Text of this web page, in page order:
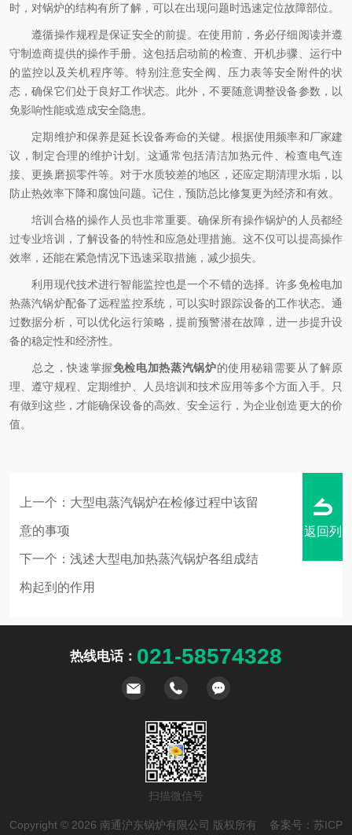
时，对锅炉的结构有所了解，可以在出现问题时迅速定位故障部位。
遵循操作规程是保证安全的前提。在使用前，务必仔细阅读并遵
守制造商提供的操作手册。这包括启动前的检查、开机步骤、运行中
的监控以及关机程序等。特别注意安全阀、压力表等安全附件的状
态，确保它们处于良好工作状态。此外，不要随意调整设备参数，以
免影响性能或造成安全隐患。
定期维护和保养是延长设备寿命的关键。根据使用频率和厂家建
议，制定合理的维护计划。这通常包括清洁加热元件、检查电气连
接、更换磨损零件等。对于水质较差的地区，还应定期清理水垢，以
防止热效率下降和腐蚀问题。记住，预防总比修复更为经济和有效。
培训合格的操作人员也非常重要。确保所有操作锅炉的人员都经
过专业培训，了解设备的特性和应急处理措施。这不仅可以提高操作
效率，还能在紧急情况下迅速采取措施，减少损失。
利用现代技术进行智能监控也是一个不错的选择。许多免检电加
热蒸汽锅炉配备了远程监控系统，可以实时跟踪设备的工作状态。通
过数据分析，可以优化运行策略，提前预警潜在故障，进一步提升设
备的稳定性和经济性。
总之，快速掌握免检电加热蒸汽锅炉的使用秘籍需要从了解原
理、遵守规程、定期维护、人员培训和技术应用等多个方面入手。只
有做到这些，才能确保设备的高效、安全运行，为企业创造更大的价
值。
上一个： 大型电蒸汽锅炉在检修过程中该留
意的事项
下一个： 浅述大型电加热蒸汽锅炉各组成结
构起到的作用
返回列
热线电话： 021-58574328
扫描微信号
Copyright © 2026 南通沪东锅炉有限公司 版权所有 备案号： 苏ICP